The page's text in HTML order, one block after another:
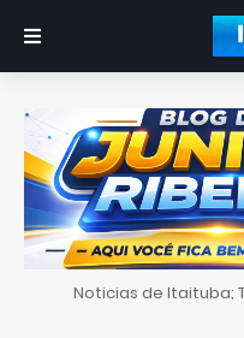
Noticias de Itaituba;